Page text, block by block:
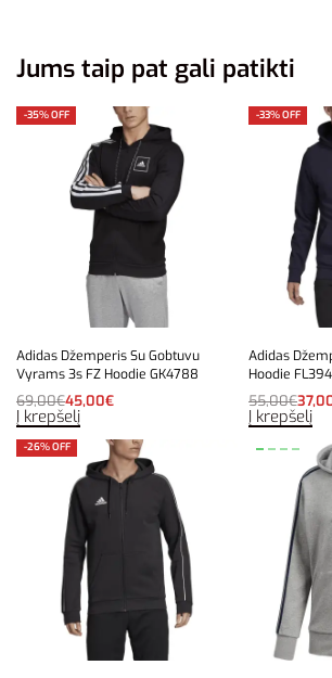
Jums taip pat gali patikti
-35% OFF
Adidas Džemperis Su Gobtuvu
Vyrams 3s FZ Hoodie GK4788
69,00€45,00€
Į krepšelį
-33% OFF
Adidas
Hoodie
55,00€
Į krepšelį
-26% OFF